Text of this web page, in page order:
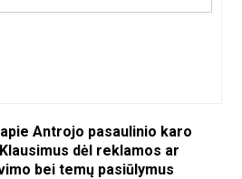
Antrojo pasaulinio karo
dėl reklamos ar
bei temų pasiūlymus